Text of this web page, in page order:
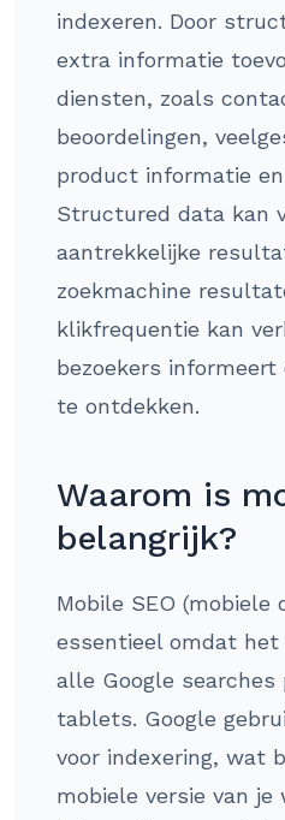
indexeren. Door
extra informatie
diensten, zoals
beoordelingen,
product informatie
Structured data kan
aantrekkelijke
zoekmachine
klikfrequentie kan
bezoekers
te ontdekken.
Waarom is
belangrijk?
Mobile SEO (mobiele
essentieel omdat het
alle Google
tablets. Google
voor indexering, wat
mobiele versie van je